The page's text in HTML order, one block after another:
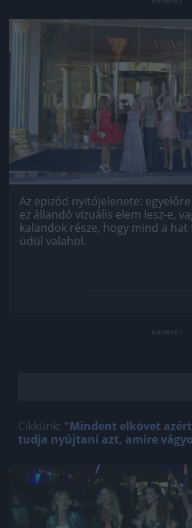
Jön még kép!
Az epizód nyitójelenete:
ez állandó vizuális elem lesz-e,
kalandok része, hogy mind a
üdül valahol.
Cikkünk: "Mindent elkövet
tudja nyújtani azt, amire
Jön még